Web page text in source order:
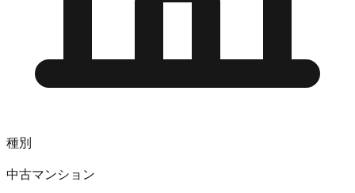
種別
中古マンション